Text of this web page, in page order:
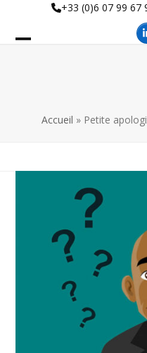
content
+33 (0)6 07 99 67
Accueil » Petite